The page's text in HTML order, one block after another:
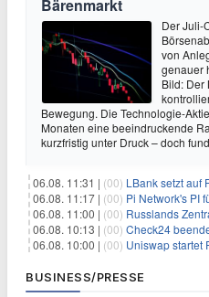
Bärenmarkt
Der Juli-
von
genauer
Bild: Der
Bewegung. Die Technologie-
Monaten eine beeindruckende
kurzfristig unter Druck – doch
06.08. 11:31 | (00) LBank setzt auf Pudgy
06.08. 11:17 | (00) Pi Network's PI führt
06.08. 11:00 | (00) Russlands Zentralbank
06.08. 10:13 | (00) Check24
06.08. 10:00 | (00) Uniswap startet
BUSINESS/PRESSE